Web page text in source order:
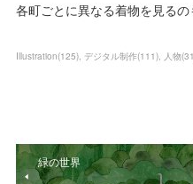
各町ごとに異なる着物を見るの
Illustration(125) デジタル制作(111) 人物(
緑の世界